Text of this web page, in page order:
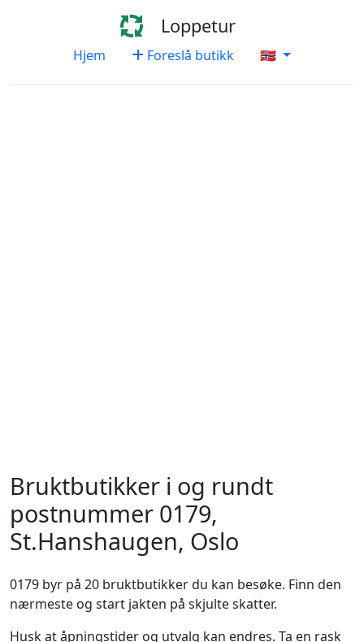
Loppetur
Hjem Foreslå butikk 🇳🇴
Bruktbutikker i og rundt
postnummer 0179,
St.Hanshaugen, Oslo
0179 byr på 20 bruktbutikker du kan besøke. Finn den
nærmeste og start jakten på skjulte skatter.
Husk at åpningstider og utvalg kan endres. Ta en rask